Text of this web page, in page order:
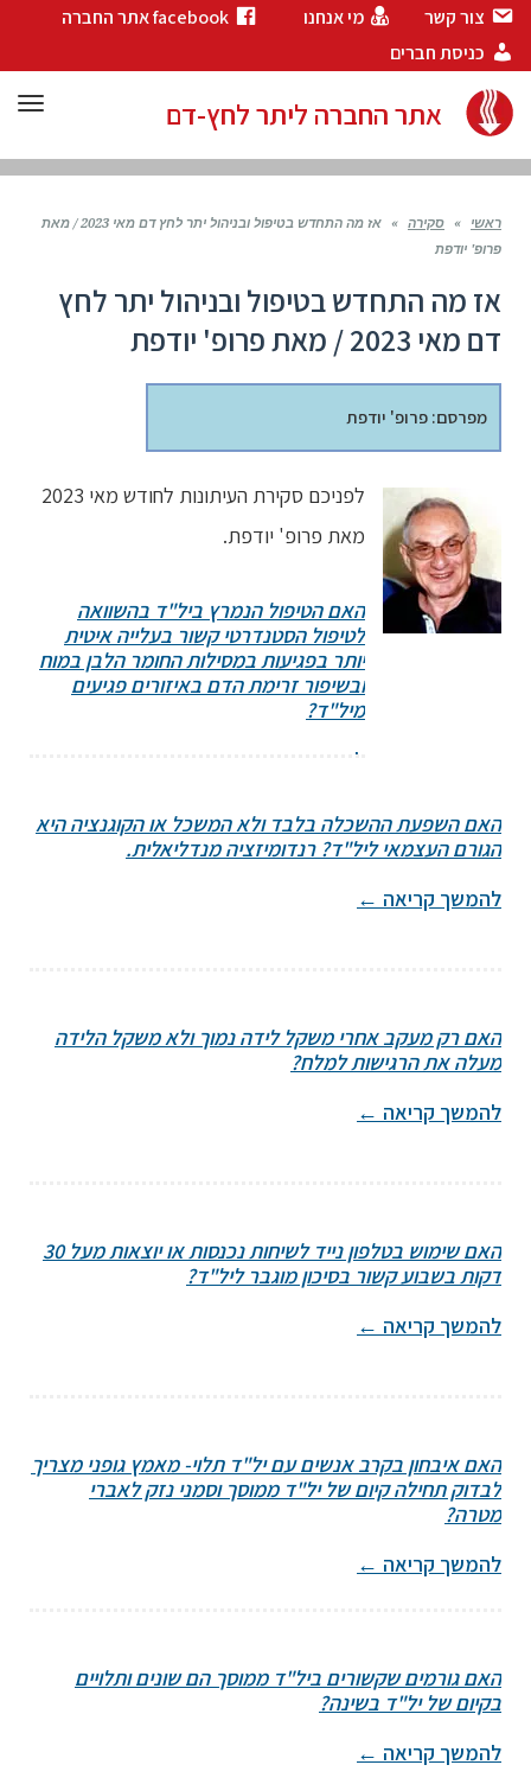
צור קשר
מי אנחנו
כניסת חברים
facebook אתר החברה
אתר החברה ליתר לחץ-דם
ראשי » סקירה »
אז מה התחדש בטיפול ובניהול יתר לחץ דם מאי 2023 / מאת
פרופ' יודפת
אז מה התחדש בטיפול ובניהול יתר לחץ
דם מאי 2023 / מאת פרופ' יודפת
מפרסם: פרופ' יודפת
לפניכם סקירת העיתונות לחודש מאי 2023
מאת פרופ' יודפת.
האם הטיפול הנמרץ ביל"ד בהשוואה
לטיפול הסטנדרטי קשור בעלייה איטית
יותר בפגיעות במסילות החומר הלבן במוח
ובשיפור זרימת הדם באיזורים פגיעים
מיל"ד?
להמשך קריאה
האם השפעת ההשכלה בלבד ולא המשכל או הקוגנציה היא
הגורם העצמאי ליל"ד? רנדומיזציה מנדליאלית.
להמשך קריאה ←
האם רק מעקב אחרי משקל לידה נמוך ולא משקל הלידה
מעלה את הרגישות למלח?
להמשך קריאה ←
האם שימוש בטלפון נייד לשיחות נכנסות או יוצאות מעל 30
דקות בשבוע קשור בסיכון מוגבר ליל"ד?
להמשך קריאה ←
האם איבחון בקרב אנשים עם יל"ד תלוי- מאמץ גופני מצריך
לבדוק תחילה קיום של יל"ד ממוסך וסמני נזק לאברי
מטרה?
להמשך קריאה ←
האם גורמים שקשורים ביל"ד ממוסך הם שונים ותלויים
בקיום של יל"ד בשינה?
להמשך קריאה ←